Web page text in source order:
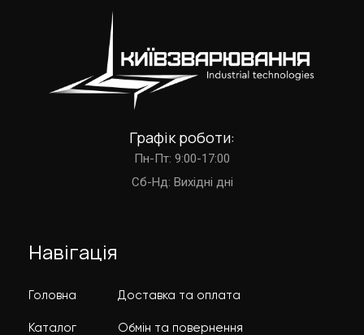
Графік роботи:
Пн-Пт: 9:00-17:00
Cб-Нд: Вихідні дні
Навігація
Головна
Каталог
Доставка та оплата
Обмін та повернення